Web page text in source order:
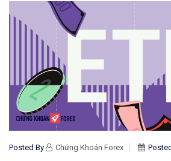
Posted By Chứng Khoán Forex